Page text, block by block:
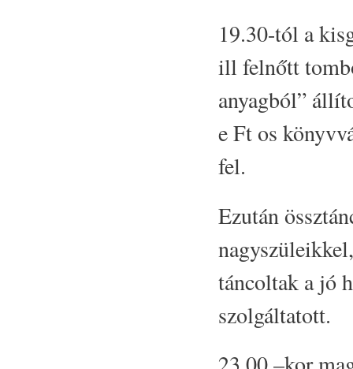
19.30-tól a
ill felnőtt
anyagból”
e Ft os
fel.
Ezután
táncoltak a jó
szolgáltatott.